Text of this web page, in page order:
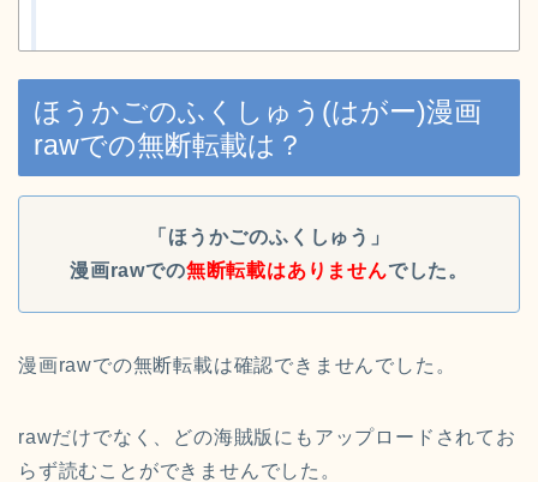
ほうかごのふくしゅう(はがー)漫画
rawでの無断転載は？
「ほうかごのふくしゅう」
漫画rawでの無断転載はありませんでした。
漫画rawでの無断転載は確認できませんでした。
rawだけでなく、どの海賊版にもアップロードされてお
らず読むことができませんでした。